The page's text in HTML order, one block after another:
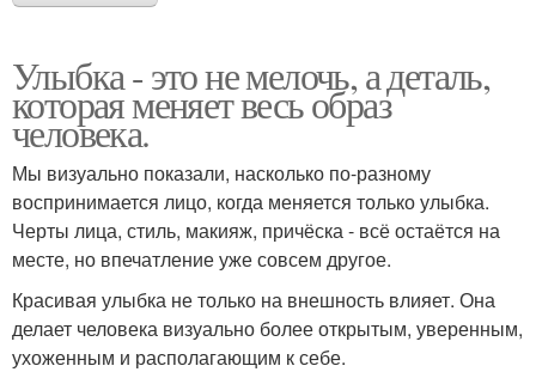
Улыбка - это не мелочь, а деталь,
которая меняет весь образ
человека.
Мы визуально показали, насколько по-разному
воспринимается лицо, когда меняется только улыбка.
Черты лица, стиль, макияж, причёска - всё остаётся на
месте, но впечатление уже совсем другое.
Красивая улыбка не только на внешность влияет. Она
делает человека визуально более открытым, уверенным,
ухоженным и располагающим к себе.